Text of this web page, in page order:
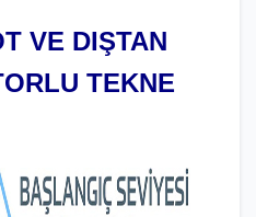
VE DIŞTAN
TEKNE